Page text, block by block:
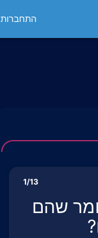
התחברות
1/13
שהם